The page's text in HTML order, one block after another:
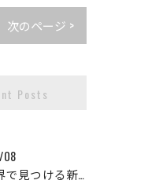
次のページ >
Posts
08
軽貨物業界で見つける新たなキャリアの可能性